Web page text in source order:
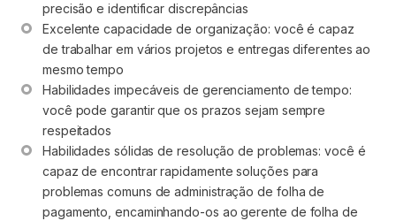
precisão e identificar discrepâncias
Excelente capacidade de organização: você é capaz
de trabalhar em vários projetos e entregas diferentes ao
mesmo tempo
Habilidades impecáveis de gerenciamento de tempo:
você pode garantir que os prazos sejam sempre
respeitados
Habilidades sólidas de resolução de problemas: você é
capaz de encontrar rapidamente soluções para
problemas comuns de administração de folha de
pagamento, encaminhando-os ao gerente de folha de